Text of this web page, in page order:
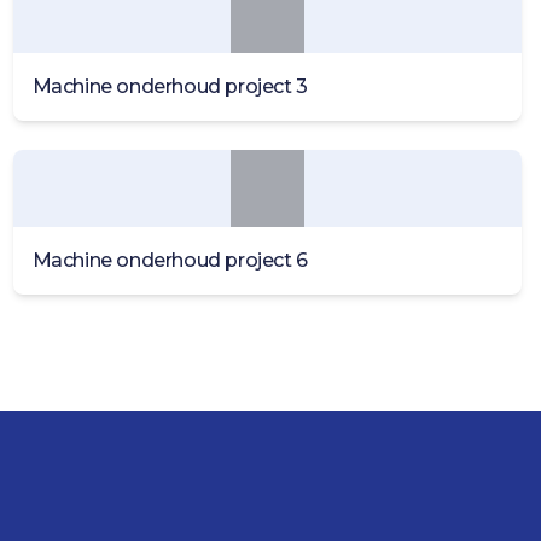
Machine onderhoud project 3
Machine onderhoud project 6